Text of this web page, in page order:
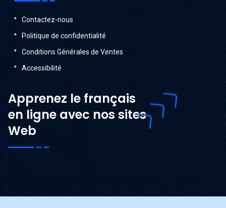
Contactez-nous
Politique de confidentialité
Conditions Générales de Ventes
Accessibilité
Apprenez le français
en ligne avec nos sites
Web